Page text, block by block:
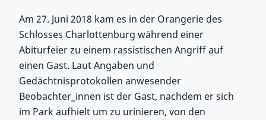
Am 27. Juni 2018 kam es in der Orangerie des
Schlosses Charlottenburg während einer
Abiturfeier zu einem rassistischen Angriff auf
einen Gast. Laut Angaben und
Gedächtnisprotokollen anwesender
Beobachter_innen ist der Gast, nachdem er sich
im Park aufhielt um zu urinieren, von den